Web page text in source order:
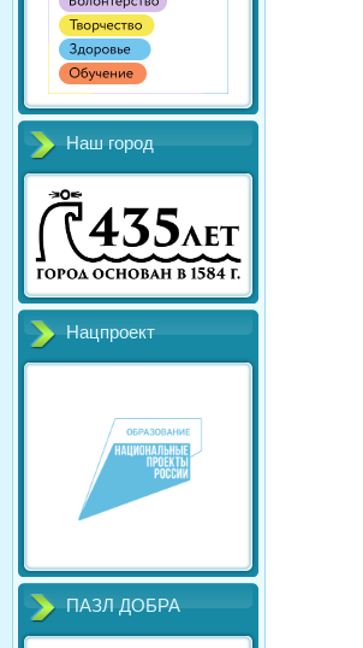
Наш город
Нацпроект
ПАЗЛ ДОБРА